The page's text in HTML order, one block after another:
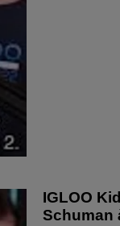
IGLOO
Schuman